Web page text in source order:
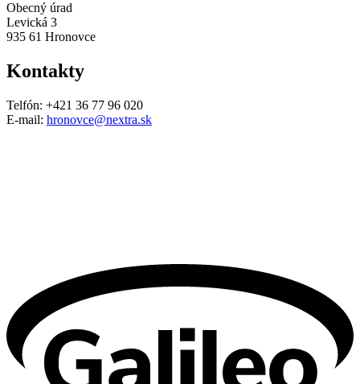
Obecný úrad
Levická 3
935 61 Hronovce
Kontakty
Telfón: +421 36 77 96 020
E-mail: hronovce@nextra.sk